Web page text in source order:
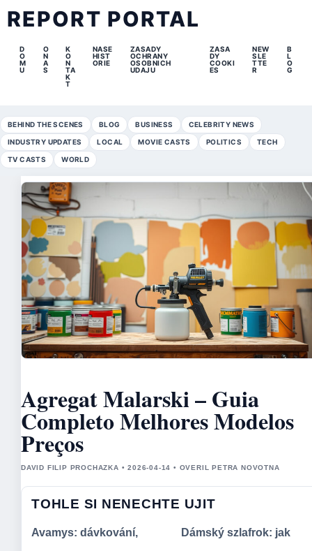
REPORT PORTAL
D
O
M
U
O
N
A
S
K
O
N
TA
K
T
NASE
HIST
ORIE
ZASADY
OCHRANY
OSOBNICH
UDAJU
ZASA
DY
COOKI
ES
NEW
SLE
TTE
R
B
L
O
G
BEHIND THE SCENES BLOG BUSINESS CELEBRITY NEWS
INDUSTRY UPDATES LOCAL MOVIE CASTS POLITICS TECH
TV CASTS WORLD
Agregat Malarski – Guia
Completo Melhores Modelos
Preços
DAVID FILIP PROCHAZKA • 2026-04-14 • OVERIL PETRA NOVOTNA
TOHLE SI NENECHTE UJIT
Avamys: dávkování, Dámský szlafrok: jak